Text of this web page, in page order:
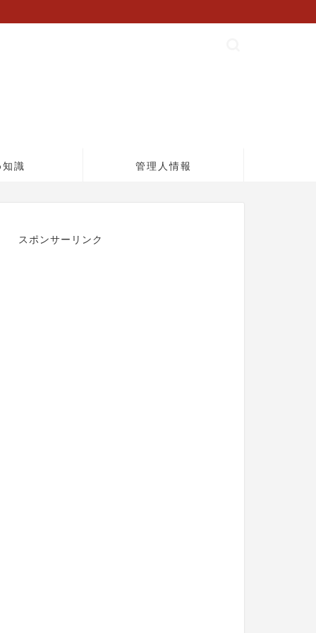
識 管理人情報
スポンサーリンク